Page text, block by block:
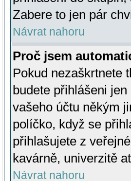
Zabere to jen pár
Návrat nahoru
Proč jsem
Pokud nezaškrtnete
budete přihlášeni
vašeho účtu někým
políčko, když se
přihlašujete z
kavárně, univerzitě
Návrat nahoru